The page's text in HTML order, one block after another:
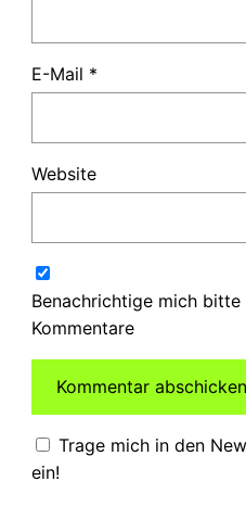
E-Mail *
Website
Benachrichtige mich
Kommentare
Trage mich in den
ein!